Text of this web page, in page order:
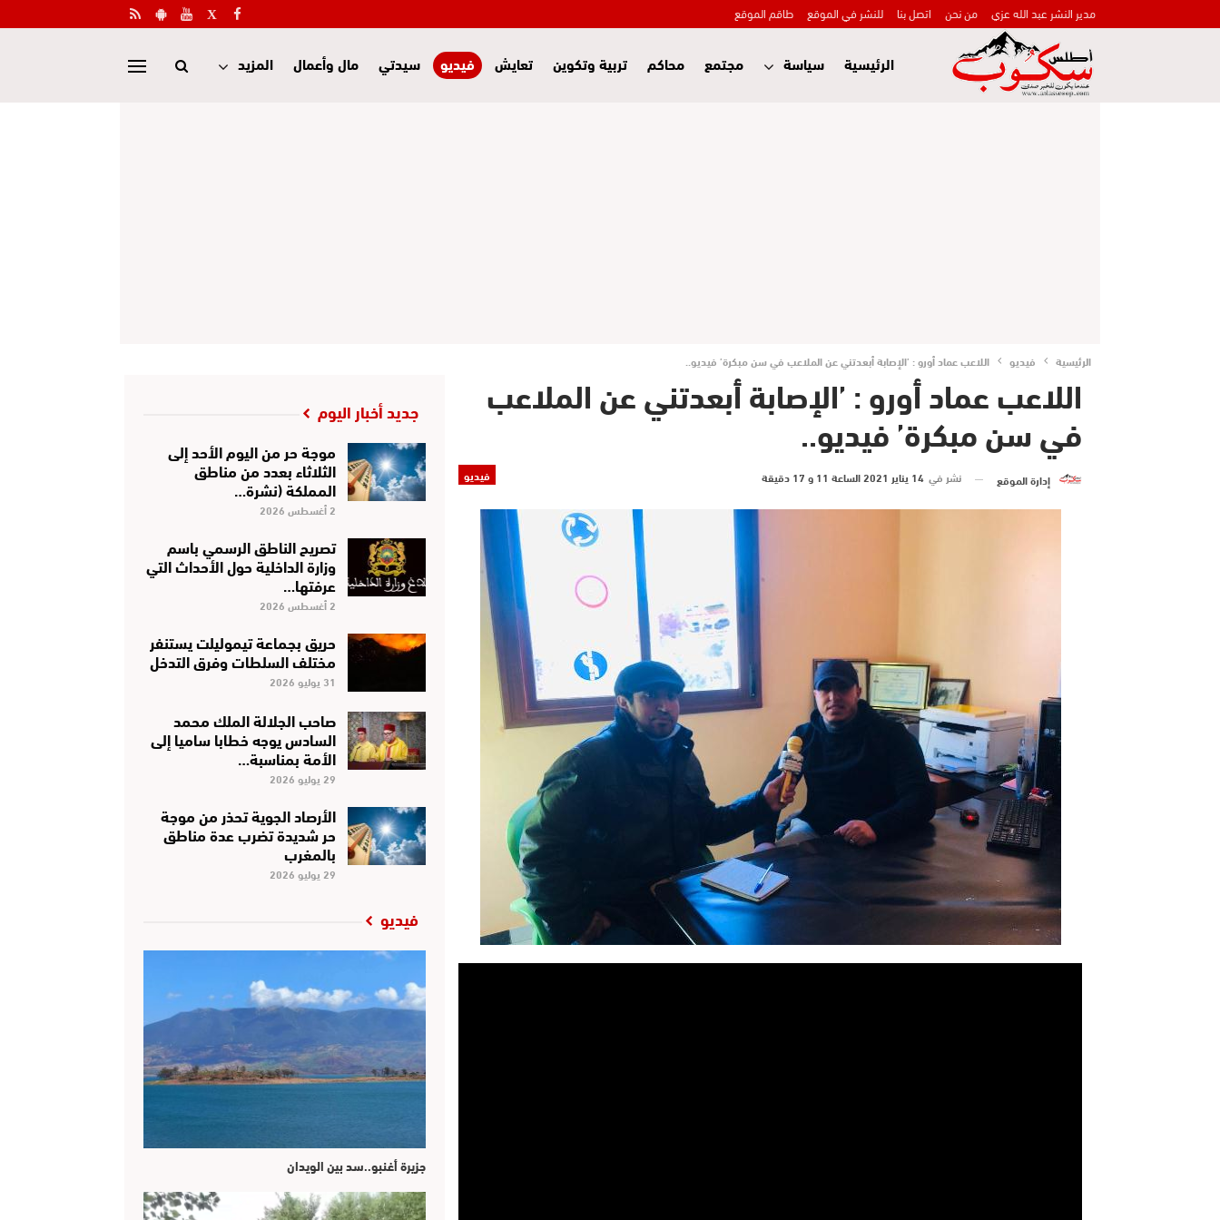
مدير النشر عبد الله عزي من نحن اتصل بنا للنشر في الموقع طاقم الموقع
الرئيسية سياسة مجتمع محاكم تربية وتكوين تعايش فيديو سيدتي مال وأعمال المزيد
الرئيسية فيديو اللاعب عماد أورو : ’الإصابة أبعدتني عن الملاعب في سن مبكرة’ فيديو..
اللاعب عماد أورو : ’الإصابة أبعدتني عن الملاعب
في سن مبكرة’ فيديو..
فيديو إدارة الموقع نشر في 14 يناير 2021 الساعة 11 و 17 دقيقة
جديد أخبار اليوم
موجة حر من اليوم الأحد إلى
الثلاثاء بعدد من مناطق
المملكة (نشرة…
2 أغسطس 2026
تصريح الناطق الرسمي باسم
وزارة الداخلية حول الأحداث التي
عرفتها…
2 أغسطس 2026
حريق بجماعة تيموليلت يستنفر
مختلف السلطات وفرق التدخل
31 يوليو 2026
صاحب الجلالة الملك محمد
السادس يوجه خطابا ساميا إلى
الأمة بمناسبة…
29 يوليو 2026
الأرصاد الجوية تحذر من موجة
حر شديدة تضرب عدة مناطق
بالمغرب
29 يوليو 2026
فيديو
جزيرة أغنبو..سد بين الويدان